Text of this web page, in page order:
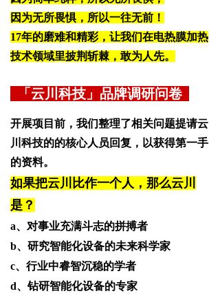
「云川科技」品牌调研问卷
开展项目前， 我们整理了相关问题提请云
川科技的的核心人员回复，以获得第一手
的资料。
如果把云川比作一个人，那么云川
是？
a、对事业充满斗志的拼搏者
b、研究智能化设备的未来科学家
c、行业中睿智沉稳的学者
d、钻研智能化设备的专家
因为无所畏惧，所以一往无前！
17年的磨难和精彩，让我们在电热膜加热
技术领域里披荆斩棘，敢为人先。